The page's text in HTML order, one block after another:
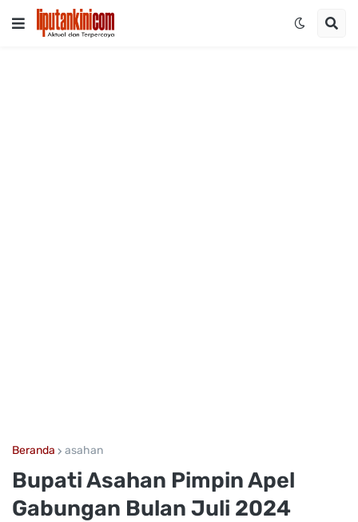
Beranda asahan
Bupati Asahan Pimpin Apel
Gabungan Bulan Juli 2024